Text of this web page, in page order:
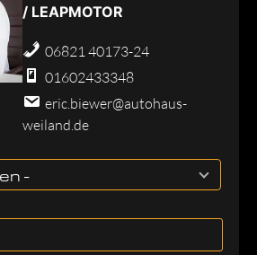
/ LEAPMOTOR
06821 40173-24
01602433348
eric.biewer@autohaus-
weiland.de
-